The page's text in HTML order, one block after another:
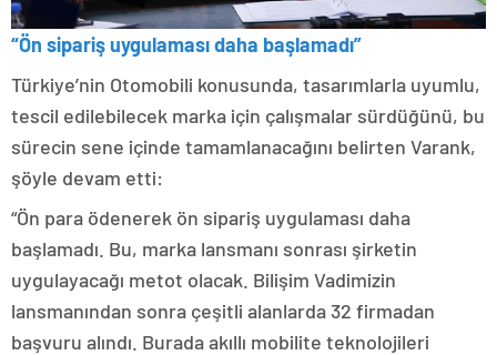
“Ön sipariş uygulaması daha başlamadı”
Türkiye’nin Otomobili konusunda, tasarımlarla uyumlu,
tescil edilebilecek marka için çalışmalar sürdüğünü, bu
sürecin sene içinde tamamlanacağını belirten Varank,
şöyle devam etti:
“Ön para ödenerek ön sipariş uygulaması daha
başlamadı. Bu, marka lansmanı sonrası şirketin
uygulayacağı metot olacak. Bilişim Vadimizin
lansmanından sonra çeşitli alanlarda 32 firmadan
başvuru alındı. Burada akıllı mobilite teknolojileri